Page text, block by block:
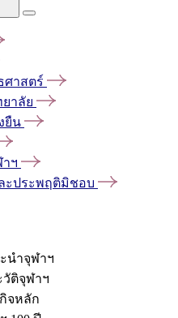
ศาสตร์
าลัย
ยืน
ฯ
ะประพฤติมิชอบ
นำจุฬาฯ
วัติจุฬาฯ
จหลัก